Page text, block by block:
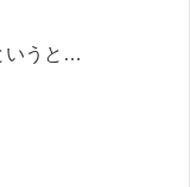
いうと…